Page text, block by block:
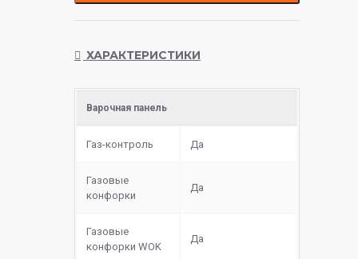
ХАРАКТЕРИСТИКИ
Варочная панель
Газ-контроль Да
Газовые
конфорки
Да
Газовые
конфорки WOK
Да